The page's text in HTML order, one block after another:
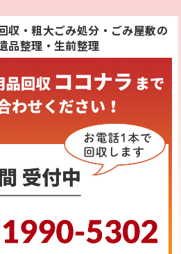
収・粗大ごみ処分・ごみ屋敷の
品整理・生前整理